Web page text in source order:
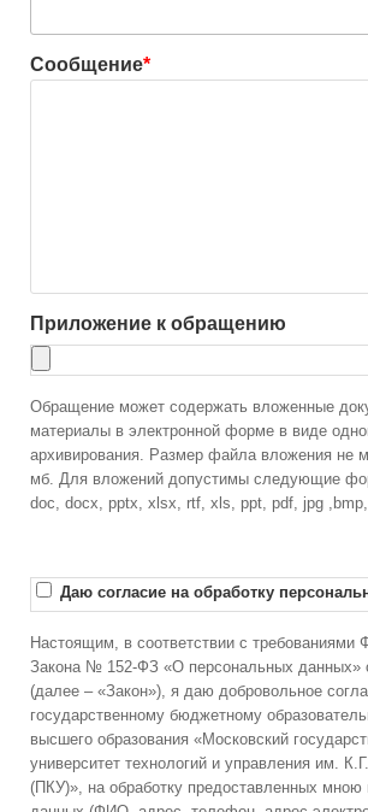
Сообщение*
Приложение к обращению
Обращение может содержать вложенные
материалы в электронной форме в виде
архивирования. Размер файла вложения не
мб. Для вложений допустимы следующие
doc, docx, pptx, xlsx, rtf, xls, ppt, pdf, jpg
Даю согласие на обработку
Настоящим, в соответствии с требованиями
Закона № 152-ФЗ «О персональных данных»
(далее – «Закон»), я даю добровольное
государственному бюджетному
высшего образования «Московский
университет технологий и управления им.
(ПКУ)», на обработку предоставленных мною